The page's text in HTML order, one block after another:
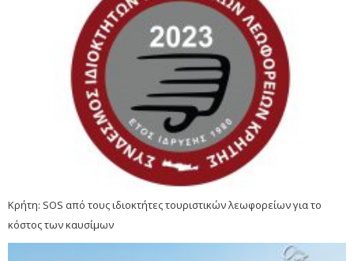
Κρήτη: SOS από τους ιδιοκτήτες τουριστικών λεωφορείων για το
κόστος των καυσίμων